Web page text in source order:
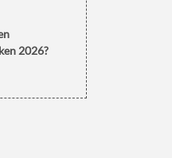
2026?